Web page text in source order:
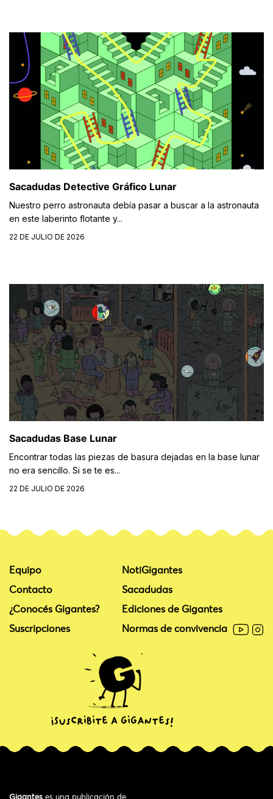
Sacadudas Detective Gráfico Lunar
Nuestro perro astronauta debía pasar a buscar a la astronauta
en este laberinto flotante y...
22 DE JULIO DE 2026
Sacadudas Base Lunar
Encontrar todas las piezas de basura dejadas en la base lunar
no era sencillo. Si se te es...
22 DE JULIO DE 2026
Equipo
Contacto
¿Conocés Gigantes?
Suscripciones
NotiGigantes
Sacadudas
Ediciones de Gigantes
Normas de convivencia
Gigantes es una publicación de